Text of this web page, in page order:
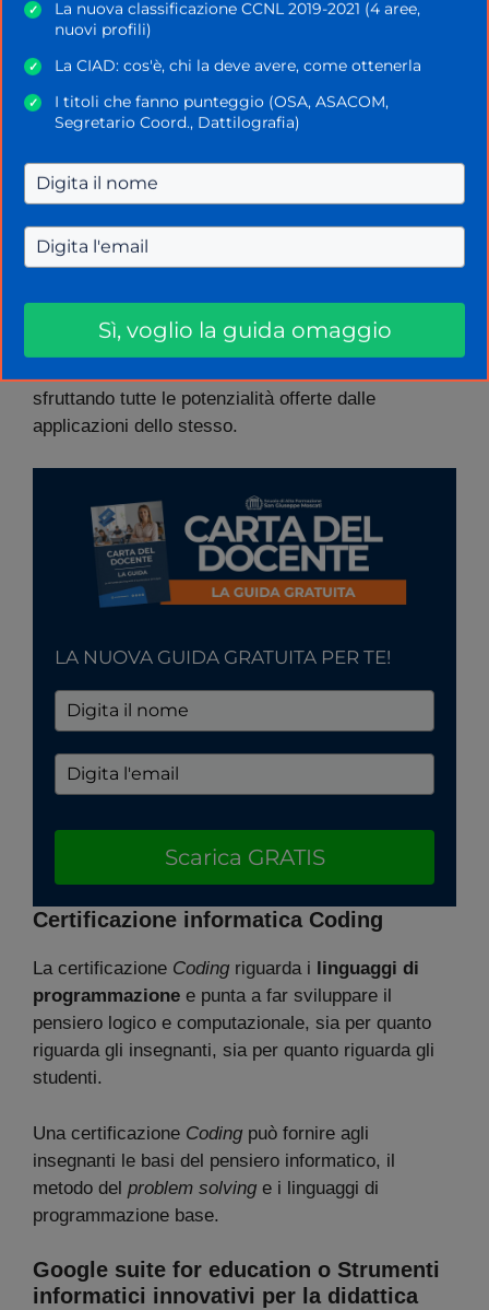
Certificazione LIM
La certificazione LIM serve ad attestare
l’acquisizione delle conoscenze utili ad utilizzare la
Lavagna Interattiva Multimediale
stabilmente presente nelle scuole italiane.
Questa certificazione attesta le competenze del
Il relativo corso permette, infatti, di apprenderne
sfruttando tutte le potenzialità offerte dalle
applicazioni dello stesso.
LA NUOVA GUIDA GRATUITA PER TE!
Scarica GRATIS
Certificazione informatica Coding
La certificazione Coding riguarda i
linguaggi di
programmazione e punta a far sviluppare il
pensiero logico e computazionale, sia per quanto
riguarda gli insegnanti, sia per quanto riguarda gli
studenti.
Una certificazione Coding può fornire agli
insegnanti le basi del pensiero informatico, il
metodo del problem solving e i linguaggi di
programmazione base.
Google suite for education o Strumenti
informatici innovativi per la didattica
✓
La nuova classificazione CCNL 2019-2021 (4 aree,
nuovi profili)
✓ La CIAD: cos'è, chi la deve avere, come ottenerla
✓
I titoli che fanno punteggio (OSA, ASACOM,
Segretario Coord., Dattilografia)
Sì, voglio la guida omaggio